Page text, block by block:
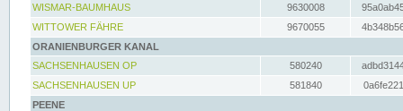
WISMAR-BAUMHAUS
9630008
WITTOWER FÄHRE
9670055
ORANIENBURGER KANAL
SACHSENHAUSEN OP
580240
SACHSENHAUSEN UP
581840
PEENE